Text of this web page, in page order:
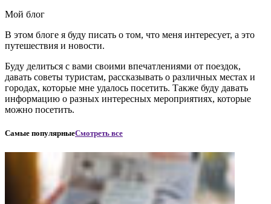
Мой блог
В этом блоге я буду писать о том, что меня интересует, а это
путешествия и новости.
Буду делиться с вами своими впечатлениями от поездок,
давать советы туристам, рассказывать о различных местах и
городах, которые мне удалось посетить. Также буду давать
информацию о разных интересных мероприятиях, которые
можно посетить.
Самые популярныеСмотреть все